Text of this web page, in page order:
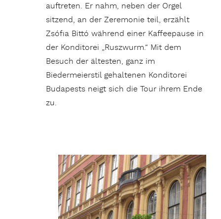
auftreten. Er nahm, neben der Orgel
sitzend, an der Zeremonie teil, erzählt
Zsófia Bittó während einer Kaffeepause in
der Konditorei „Ruszwurm.“ Mit dem
Besuch der ältesten, ganz im
Biedermeierstil gehaltenen Konditorei
Budapests neigt sich die Tour ihrem Ende
zu.